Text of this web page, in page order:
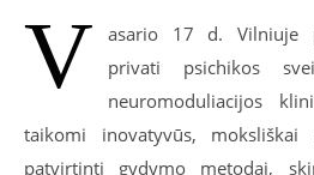
V
asario 17 d. Vilniuje
privati psichikos
neuromoduliacijos
taikomi inovatyvūs,
patvirtinti gydymo metodai,